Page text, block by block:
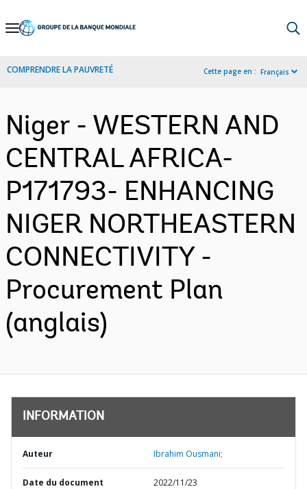
Skip
Navigation
COMPRENDRE LA PAUVRETÉ Cette page en : Français
Niger - WESTERN AND
CENTRAL AFRICA-
P171793- ENHANCING
NIGER NORTHEASTERN
CONNECTIVITY -
Procurement Plan
(anglais)
INFORMATION
Auteur Ibrahim Ousmani;
Date du document 2022/11/23